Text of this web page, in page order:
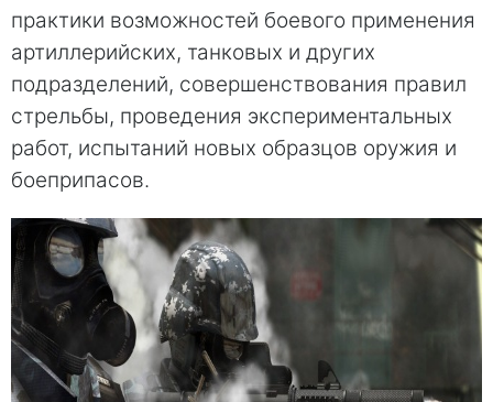
практики возможностей боевого применения
артиллерийских, танковых и других
подразделений, совершенствования правил
стрельбы, проведения экспериментальных
работ, испытаний новых образцов оружия и
боеприпасов.